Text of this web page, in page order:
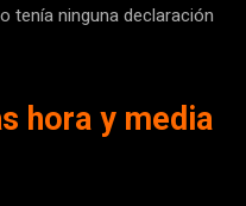
tenía ninguna declaración
hora y media